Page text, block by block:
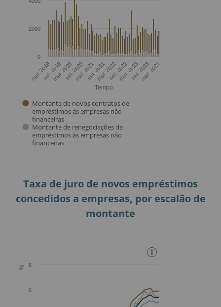
Taxa de juro de novos empréstimos
concedidos a empresas, por escalão de
montante